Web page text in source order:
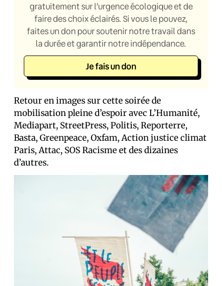
gratuitement sur l’urgence écologique et de
faire des choix éclairés. Si vous le pouvez,
faites un don pour soutenir notre travail dans
la durée et garantir notre indépendance.
Je fais un don
Retour en images sur cette soirée de
mobilisation pleine d’espoir avec L’Humanité,
Mediapart, StreetPress, Politis, Reporterre,
Basta, Greenpeace, Oxfam, Action justice climat
Paris, Attac, SOS Racisme et des dizaines
d’autres.